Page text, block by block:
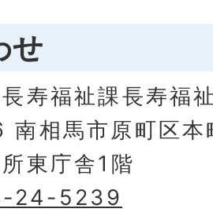
せ
寿福祉課長寿福
相馬市原町区本
東庁舎1階
24-5239